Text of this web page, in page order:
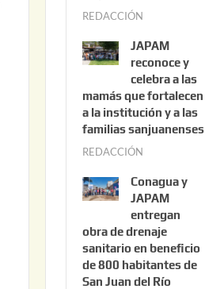
REDACCIÓN
s
t
o
3
0
2
6
JAPAM
reconoce y
celebra a las
mamás que fortalecen
a la institución y a las
familias sanjuanenses
REDACCIÓN
n
i
o
3
0
Conagua y
JAPAM
entregan
obra de drenaje
sanitario en beneficio
de 800 habitantes de
San Juan del Río